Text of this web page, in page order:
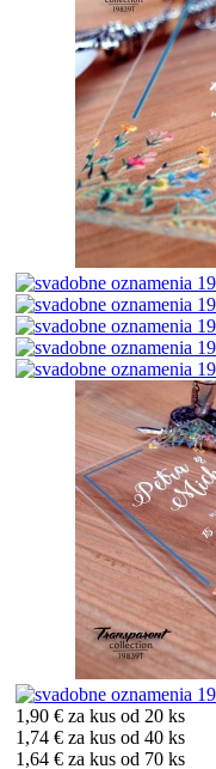
1,90 € za kus od 20 ks
1,74 € za kus od 40 ks
1,64 € za kus od 70 ks